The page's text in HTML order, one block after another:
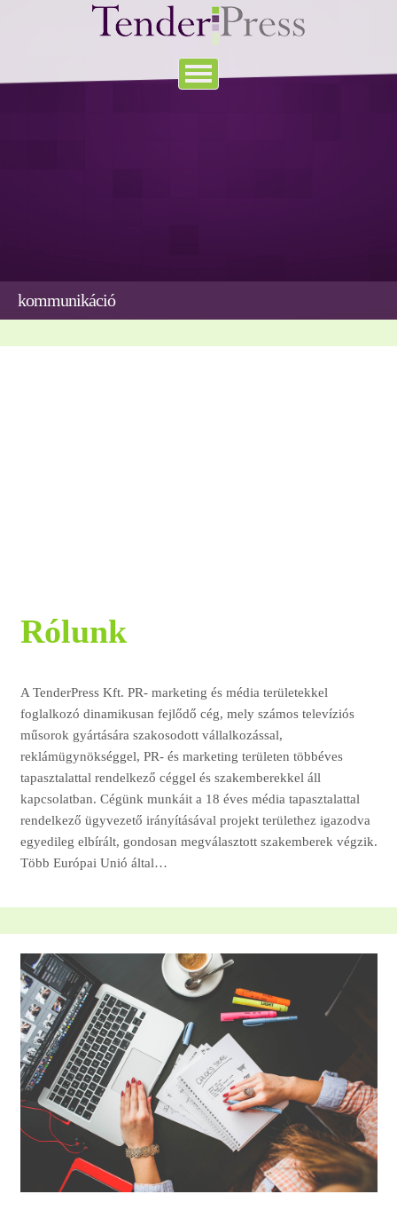
kommunikáció
Rólunk
A TenderPress Kft. PR- marketing és média területekkel
foglalkozó dinamikusan fejlődő cég, mely számos televíziós
műsorok gyártására szakosodott vállalkozással,
reklámügynökséggel, PR- és marketing területen többéves
tapasztalattal rendelkező céggel és szakemberekkel áll
kapcsolatban. Cégünk munkáit a 18 éves média tapasztalattal
rendelkező ügyvezető irányításával projekt területhez igazodva
egyedileg elbírált, gondosan megválasztott szakemberek végzik.
Több Európai Unió által…